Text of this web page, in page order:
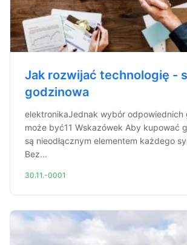
Jak rozwijać technologię -
godzinowa
elektronikaJednak wybór odpowiednich
może być11 Wskazówek Aby kupować
są nieodłącznym elementem każdego
Bez...
30.11.-0001